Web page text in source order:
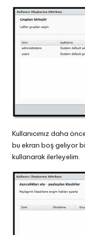
Kullanıcımız daha
bu ekran boş geliyor
kullanarak ilerleyelim.